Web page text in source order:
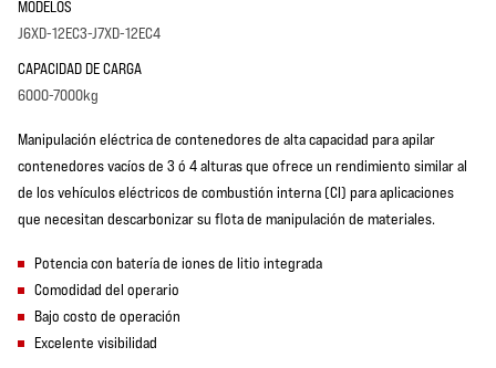
MODELOS
J6XD-12EC3-J7XD-12EC4
CAPACIDAD DE CARGA
6000-7000kg
Manipulación eléctrica de contenedores de alta capacidad para apilar
contenedores vacíos de 3 ó 4 alturas que ofrece un rendimiento similar al
de los vehículos eléctricos de combustión interna (CI) para aplicaciones
que necesitan descarbonizar su flota de manipulación de materiales.
Potencia con batería de iones de litio integrada
Comodidad del operario
Bajo costo de operación
Excelente visibilidad